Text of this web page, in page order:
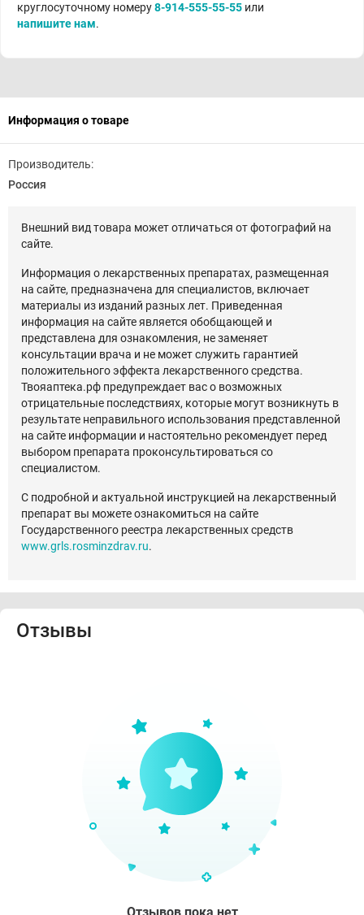
круглосуточному номеру8-914-555-55-55 или
напишите нам.
Информация о товаре
Производитель:
Россия
Внешний вид товара может отличаться от фотографий на
сайте.
Информация о лекарственных препаратах, размещенная
на сайте, предназначена для специалистов, включает
материалы из изданий разных лет. Приведенная
информация на сайте является обобщающей и
представлена для ознакомления, не заменяет
консультации врача и не может служить гарантией
положительного эффекта лекарственного средства.
Твояаптека.рф предупреждает вас о возможных
отрицательные последствиях, которые могут возникнуть в
результате неправильного использования представленной
на сайте информации и настоятельно рекомендует перед
выбором препарата проконсультироваться со
специалистом.
С подробной и актуальной инструкцией на лекарственный
препарат вы можете ознакомиться на сайте
Государственного реестра лекарственных средств
www.grls.rosminzdrav.ru.
Отзывы